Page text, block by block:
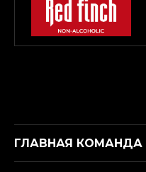
ГЛАВНАЯ КОМАНДА